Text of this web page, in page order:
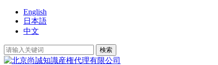
English
日本語
中文